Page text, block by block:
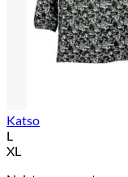
Katso
L
XL